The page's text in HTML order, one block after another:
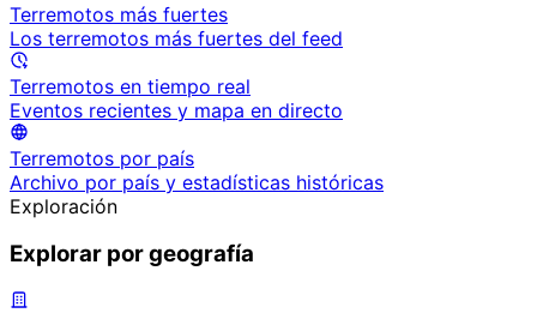
Terremotos más fuertes
Los terremotos más fuertes del feed
Terremotos en tiempo real
Eventos recientes y mapa en directo
Terremotos por país
Archivo por país y estadísticas históricas
Exploración
Explorar por geografía